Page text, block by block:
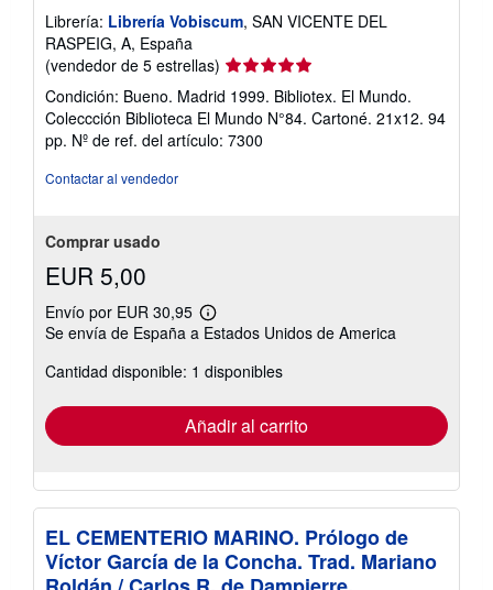
Librería: Librería Vobiscum, SAN VICENTE DEL
RASPEIG, A, España
(vendedor de 5 estrellas) Calificación
del
vendedor:
5
de
Condición: Bueno. Madrid 1999. Bibliotex. El Mundo.
Coleccción Biblioteca El Mundo N°84. Cartoné. 21x12. 94
pp. Nº de ref. del artículo: 7300
Contactar al vendedor
Comprar usado
EUR 5,00
Envío por EUR 30,95
Más
información
las
tarifas
envío
Se envía de España a Estados Unidos de America
Cantidad disponible: 1 disponibles
Añadir al carrito
EL CEMENTERIO MARINO. Prólogo de
Víctor García de la Concha. Trad. Mariano